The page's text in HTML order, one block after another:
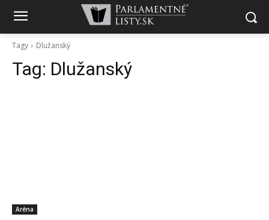
Tagy Dlužanský
Tag: Dlužanský
Aréna